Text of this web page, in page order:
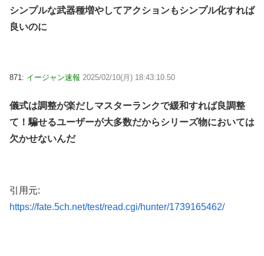
シンプルな武器種増やしてアクションもシンプル化すれば
良いのに
871: イージャン速報 2025/02/10(月) 18:43:10.50
儀式は調整が楽だしマスターランクで緩和すれば良調整
て！騙せるユーザーが大多数だからシリーズ物においては
欠かせないんだ
引用元:
https://fate.5ch.net/test/read.cgi/hunter/1739165462/